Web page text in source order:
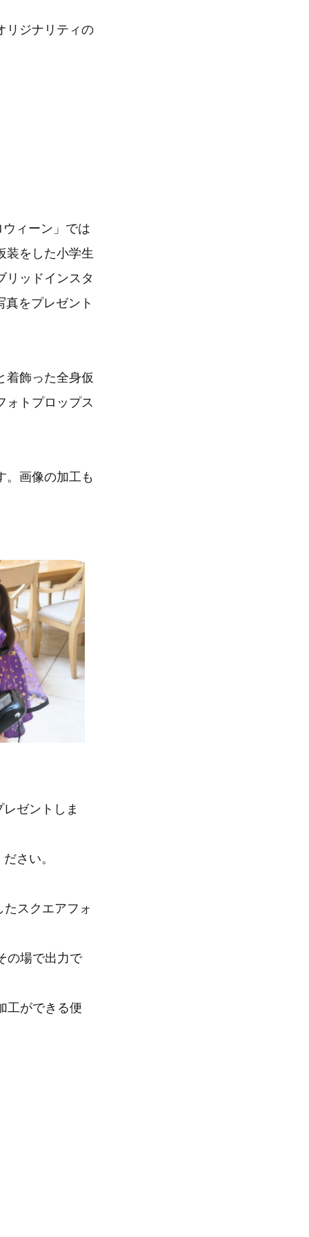
リジナリティの
ィーン」では
装をした小学生
リッドインスタ
真をプレゼント
着飾った全身仮
ォトプロップス
。画像の加工も
ゼントしま
さい。
スクエアフォ
場で出力で
ができる便